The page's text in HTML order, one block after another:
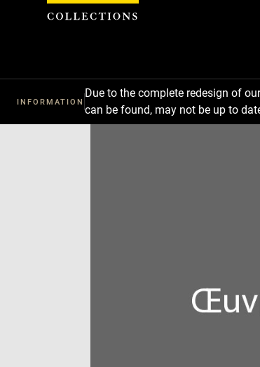
INFORMATION
Due to the complete redesign of
can be found, may not be up to
Cookies management panel